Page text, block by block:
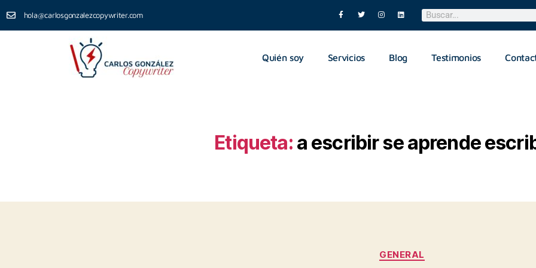
hola@carlosgonzalezcopywriter.com
Quién soy Servicios Blog Testimonios
Etiqueta: a escribir se aprende
GENERAL